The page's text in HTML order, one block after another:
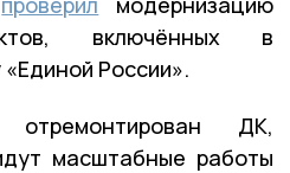
включённых в
России».
ДК,
масштабные работы